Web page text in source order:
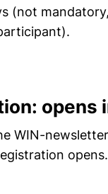
(not
opens
WIN-
opens.